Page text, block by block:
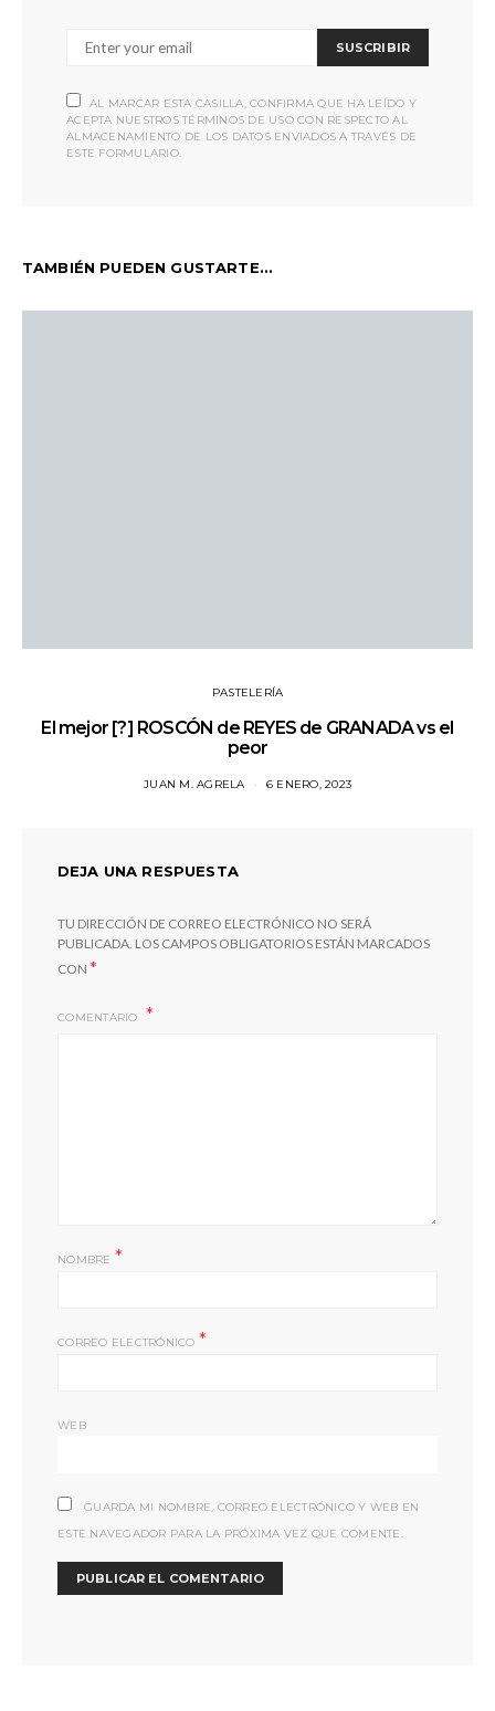
SUSCRIBIR
AL MARCAR ESTA CASILLA, CONFIRMA QUE HA LEÍDO Y
ACEPTA NUESTROS TÉRMINOS DE USO CON RESPECTO AL
ALMACENAMIENTO DE LOS DATOS ENVIADOS A TRAVÉS DE
ESTE FORMULARIO.
TAMBIÉN PUEDEN GUSTARTE...
PASTELERÍA
El mejor [?] ROSCÓN de REYES de GRANADA vs el
peor
JUAN M. AGRELA 6 ENERO, 2023
DEJA UNA RESPUESTA
TU DIRECCIÓN DE CORREO ELECTRÓNICO NO SERÁ
PUBLICADA. LOS CAMPOS OBLIGATORIOS ESTÁN MARCADOS
CON *
COMENTARIO
NOMBRE *
CORREO ELECTRÓNICO *
WEB
GUARDA MI NOMBRE, CORREO ELECTRÓNICO Y WEB EN
ESTE NAVEGADOR PARA LA PRÓXIMA VEZ QUE COMENTE.